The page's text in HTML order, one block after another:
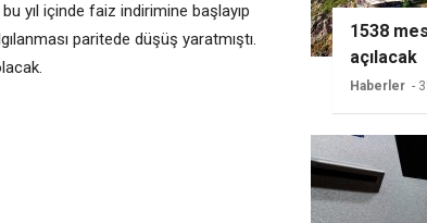
bu yıl içinde faiz indirimine başlayıp
paritede düşüş yaratmıştı.
1538
açılacak
Haberler -